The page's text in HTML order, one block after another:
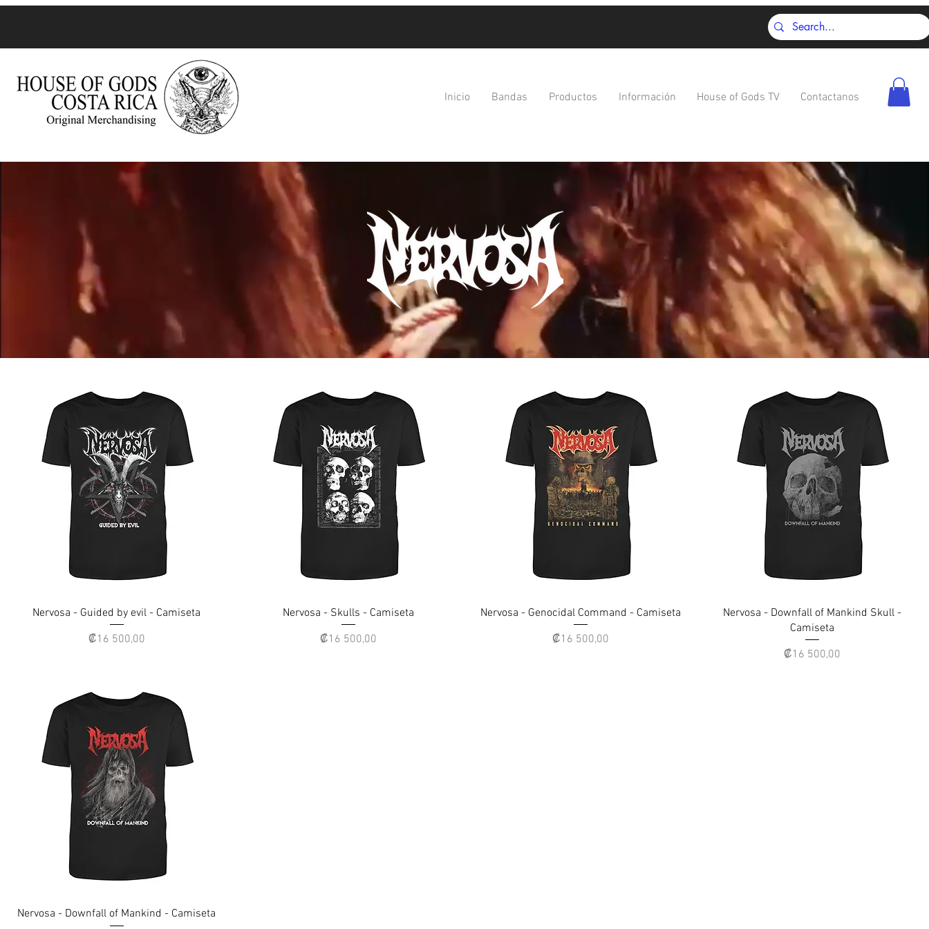
Inicio Bandas Productos Información House of Gods TV Contactanos
Nervosa - Guided by evil - Camiseta
Precio
₡16 500,00
Nervosa - Skulls - Camiseta
Precio
₡16 500,00
Nervosa - Genocidal Command - Camiseta
Precio
₡16 500,00
Nervosa - Downfall of Mankind Skull -
Camiseta
Precio
₡16 500,00
Nervosa - Downfall of Mankind - Camiseta